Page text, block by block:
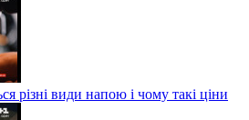
різні види напою і чому такі ціни